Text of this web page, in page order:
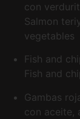
con
Salmon
vegetables
Fish and
Fish and
Gambas
con aceite,